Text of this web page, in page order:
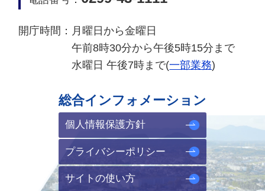
開庁時間： 月曜日から金曜日
午前8時30分から午後5時15分まで
水曜日 午後7時まで(一部業務)
総合インフォメーション
個人情報保護方針
プライバシーポリシー
サイトの使い方